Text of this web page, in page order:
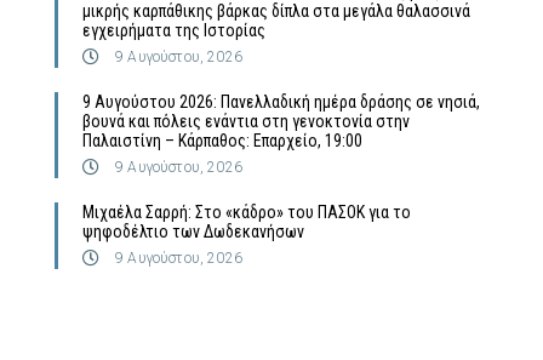
μικρής καρπάθικης βάρκας δίπλα στα μεγάλα θαλασσινά
εγχειρήματα της Ιστορίας
9 Αυγούστου, 2026
9 Αυγούστου 2026: Πανελλαδική ημέρα δράσης σε νησιά,
βουνά και πόλεις ενάντια στη γενοκτονία στην
Παλαιστίνη – Κάρπαθος: Επαρχείο, 19:00
9 Αυγούστου, 2026
Μιχαέλα Σαρρή: Στο «κάδρο» του ΠΑΣΟΚ για το
ψηφοδέλτιο των Δωδεκανήσων
9 Αυγούστου, 2026